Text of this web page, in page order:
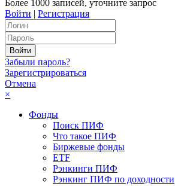
Более 1000 записей, уточните запрос
Войти | Регистрация
Забыли пароль?
Зарегистрироваться
Отмена
×
Фонды
Поиск ПИФ
Что такое ПИФ
Биржевые фонды
ETF
Рэнкинги ПИФ
Рэнкинг ПИФ по доходности